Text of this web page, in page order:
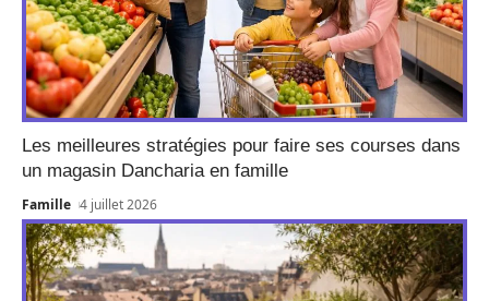
Les meilleures stratégies pour faire ses courses dans
un magasin Dancharia en famille
Famille 4 juillet 2026